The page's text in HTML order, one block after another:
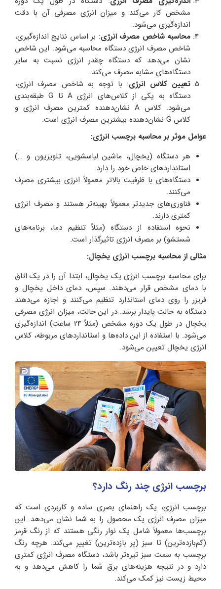
مشخص کار می‌کند و میزان انرژی مصرفی آن با دقت
اندازه‌گیری می‌شود.
محاسبه شاخص مصرف انرژی: بر اساس نتایج اندازه‌گیری،
شاخص مصرف انرژی دستگاه محاسبه می‌شود. این شاخص
نشان می‌دهد که دستگاه چقدر انرژی نسبت به سایر
دستگاه‌های مشابه مصرف می‌کند.
تعیین کلاس انرژی: با توجه به شاخص مصرف انرژی،
دستگاه به یکی از کلاس‌های انرژی A تا G طبقه‌بندی
می‌شود. کلاس A نشان‌دهنده کمترین مصرف انرژی و
کلاس G نشان‌دهنده بیشترین مصرف انرژی است.
عوامل موثر بر محاسبه برچسب انرژی:
هر دستگاه (یخچال، ماشین لباسشویی، تلویزیون و …)
استانداردهای خاص خود را دارد.
دستگاه‌های با ظرفیت بالاتر معمولاً انرژی بیشتری مصرف
می‌کنند.
فناوری‌های جدیدتر معمولاً بهینه‌تر هستند و مصرف انرژی
کمتری دارند.
نحوه استفاده از دستگاه (مثلاً تنظیم دما، برنامه‌های
شستشو) بر مصرف انرژی تاثیرگذار است.
مثالی از محاسبه برچسب انرژی یخچال:
برای محاسبه برچسب انرژی یک یخچال، ابتدا آن را در یک اتاق
با دمای مشخص قرار می‌دهند. سپس، دمای داخل یخچال و
فریزر را روی دمای استاندارد تنظیم می‌کنند و اجازه می‌دهند
دستگاه به حالت پایدار برسد. در این حالت، میزان انرژی مصرفی
یخچال در طول یک دوره مشخص (مثلاً 24 ساعت) اندازه‌گیری
می‌شود. با استفاده از این داده‌ها و استانداردهای مربوطه، کلاس
انرژی یخچال تعیین می‌شود.
برچسب انرژی چند رنگ دارد؟
برچسب انرژی، یک راهنمای بصری ساده و کاربردی است که
میزان مصرف انرژی یک محصول را به شما نشان می‌دهد. این
برچسب‌ها معمولاً شامل یک نوار رنگی هستند که از رنگ قرمز
(کم‌بازده‌ترین) تا سبز (پر بازده‌ترین) تغییر می‌کند. هرچه رنگ
برچسب به سمت سبز تیره‌تر باشد، دستگاه مصرف انرژی کمتری
دارد و در نتیجه هزینه‌های برق شما را کاهش می‌دهد و به
محیط زیست نیز کمک می‌کند.